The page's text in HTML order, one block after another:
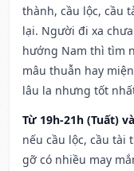
thành, cầu lộc, cầu
lại. Người đi xa
hướng Nam thì tìm
mâu thuẫn hay
lâu la nhưng tốt
Từ 19h-21h (Tuất)
nếu cầu lộc, cầu tài
gỡ có nhiều may